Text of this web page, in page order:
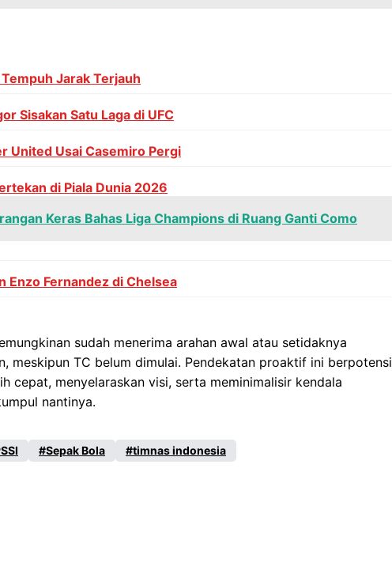
Jarak Terjauh
Sisakan Satu Laga di UFC
United Usai Casemiro Pergi
di Piala Dunia 2026
Keras Bahas Liga Champions di Ruang Ganti Como
Enzo Fernandez di Chelsea
sudah menerima arahan awal atau setidaknya
meskipun TC belum dimulai. Pendekatan proaktif ini berpotensi
cepat, menyelaraskan visi, serta meminimalisir kendala
nantinya.
Sepak Bola timnas indonesia